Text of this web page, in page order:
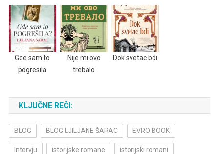
Gde sam to
pogresila
Nije mi ovo
trebalo
Dok svetac bdi
KLJUČNE REČI:
BLOG BLOG LJILJANE ŠARAC EVRO BOOK
Intervju istorijske romane istorijski romani